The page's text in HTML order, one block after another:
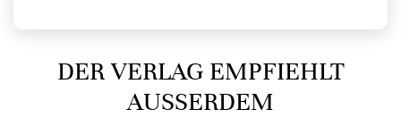
DER VERLAG EMPFIEHLT
AUSSERDEM